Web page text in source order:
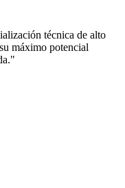
técnica de alto
máximo potencial